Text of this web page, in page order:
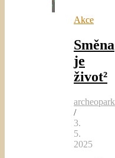
Akce
Směna
je
život²
archeopark
/
3.
5.
2025